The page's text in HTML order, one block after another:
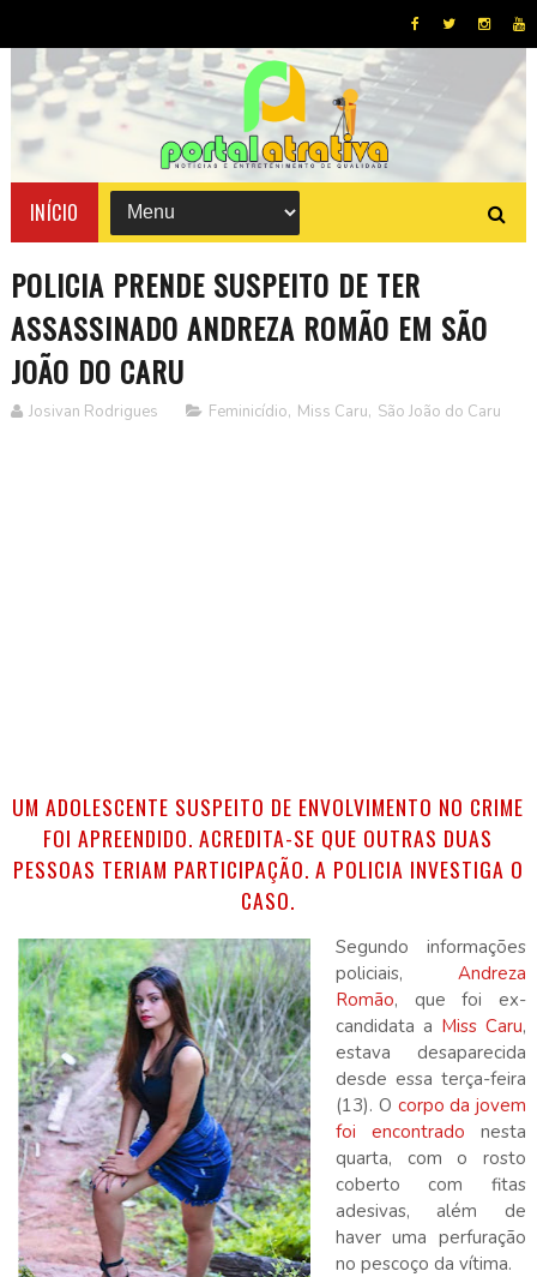
INÍCIO
POLICIA PRENDE SUSPEITO DE TER
ASSASSINADO ANDREZA ROMÃO EM SÃO
JOÃO DO CARU
Josivan Rodrigues Feminicídio, Miss Caru, São João do Caru
UM ADOLESCENTE SUSPEITO DE ENVOLVIMENTO NO CRIME
FOI APREENDIDO. ACREDITA-SE QUE OUTRAS DUAS
PESSOAS TERIAM PARTICIPAÇÃO. A POLICIA INVESTIGA O
CASO.
Segundo informações
policiais,Andreza
Romão, que foi ex-
candidata a Miss Caru,
estava desaparecida
desde essa terça-feira
(13). O corpo da jovem
foi encontrado nesta
quarta, com o rosto
coberto com fitas
adesivas, além de
haver uma perfuração
no pescoço da vítima.